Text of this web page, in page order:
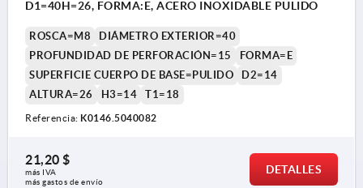
D1=40H=26, FORMA:E, ACERO INOXIDABLE PULIDO
ROSCA=M8
DIÁMETRO EXTERIOR=40
PROFUNDIDAD DE PERFORACIÓN=15
FORMA=E
SUPERFICIE CUERPO DE BASE=PULIDO
D2=14
ALTURA=26
H3=14 T1=18
Referencia: K0146.5040082
21,20 $
más IVA
más gastos de envío
DETALLES